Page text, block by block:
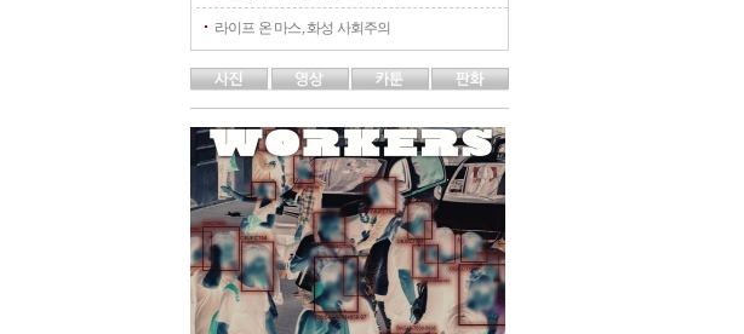
라이프 온 마스, 화성 사회주의